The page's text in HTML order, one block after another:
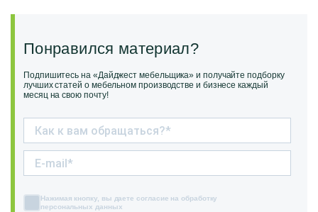
Понравился материал?
Подпишитесь на «Дайджест мебельщика» и получайте подборку
лучших статей о мебельном производстве и бизнесе каждый
месяц на свою почту!
Нажимая кнопку, вы даете согласие на обработку
персональных данных